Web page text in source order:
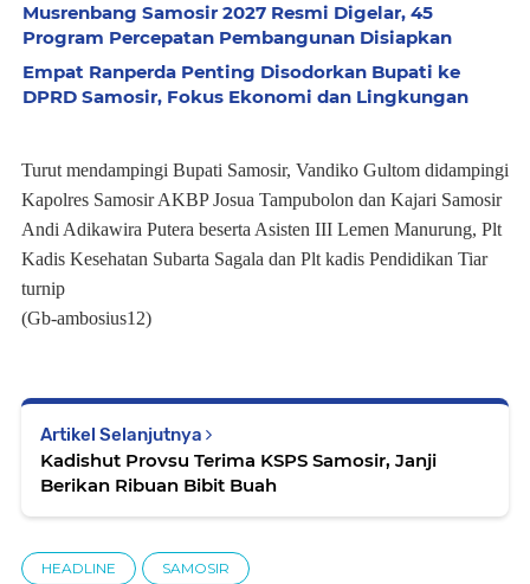
Musrenbang Samosir 2027 Resmi Digelar, 45
Program Percepatan Pembangunan Disiapkan
Empat Ranperda Penting Disodorkan Bupati ke
DPRD Samosir, Fokus Ekonomi dan Lingkungan
Turut mendampingi Bupati Samosir, Vandiko Gultom didampingi
Kapolres Samosir AKBP Josua Tampubolon dan Kajari Samosir
Andi Adikawira Putera beserta Asisten III Lemen Manurung, Plt
Kadis Kesehatan Subarta Sagala dan Plt kadis Pendidikan Tiar
turnip
(Gb-ambosius12)
Artikel Selanjutnya
Kadishut Provsu Terima KSPS Samosir, Janji
Berikan Ribuan Bibit Buah
HEADLINE SAMOSIR